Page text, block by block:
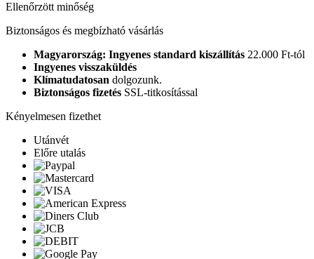
Ellenőrzött minőség
Biztonságos és megbízható vásárlás
Magyarország: Ingyenes standard kiszállítás 22.000 Ft-tól
Ingyenes visszaküldés
Klímatudatosan dolgozunk.
Biztonságos fizetés SSL-titkosítással
Kényelmesen fizethet
Utánvét
Előre utalás